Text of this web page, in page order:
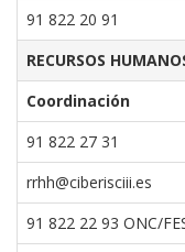
91 822 20 91
RECURSOS
Coordinación
91 822 27 31
rrhh@ciberisciii.es
91 822 22 93 ONC/